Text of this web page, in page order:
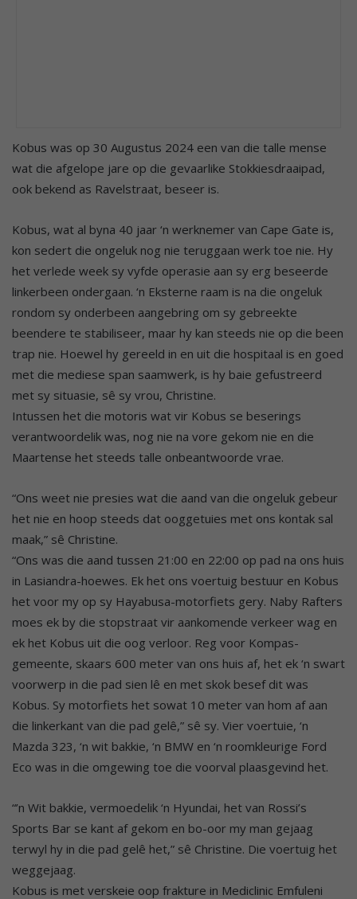
Kobus was op 30 Augustus 2024 een van die talle mense
wat die afgelope jare op die gevaarlike Stokkiesdraaipad,
ook bekend as Ravelstraat, beseer is.
Kobus, wat al byna 40 jaar ‘n werknemer van Cape Gate is,
kon sedert die ongeluk nog nie teruggaan werk toe nie. Hy
het verlede week sy vyfde operasie aan sy erg beseerde
linkerbeen ondergaan. ‘n Eksterne raam is na die ongeluk
rondom sy onderbeen aangebring om sy gebreekte
beendere te stabiliseer, maar hy kan steeds nie op die been
trap nie. Hoewel hy gereeld in en uit die hospitaal is en goed
met die mediese span saamwerk, is hy baie gefustreerd
met sy situasie, sê sy vrou, Christine.
Intussen het die motoris wat vir Kobus se beserings
verantwoordelik was, nog nie na vore gekom nie en die
Maartense het steeds talle onbeantwoorde vrae.
“Ons weet nie presies wat die aand van die ongeluk gebeur
het nie en hoop steeds dat ooggetuies met ons kontak sal
maak,” sê Christine.
“Ons was die aand tussen 21:00 en 22:00 op pad na ons huis
in Lasiandra-hoewes. Ek het ons voertuig bestuur en Kobus
het voor my op sy Hayabusa-motorfiets gery. Naby Rafters
moes ek by die stopstraat vir aankomende verkeer wag en
ek het Kobus uit die oog verloor. Reg voor Kompas-
gemeente, skaars 600 meter van ons huis af, het ek ‘n swart
voorwerp in die pad sien lê en met skok besef dit was
Kobus. Sy motorfiets het sowat 10 meter van hom af aan
die linkerkant van die pad gelê,” sê sy. Vier voertuie, ‘n
Mazda 323, ‘n wit bakkie, ‘n BMW en ‘n roomkleurige Ford
Eco was in die omgewing toe die voorval plaasgevind het.
“’n Wit bakkie, vermoedelik ‘n Hyundai, het van Rossi’s
Sports Bar se kant af gekom en bo-oor my man gejaag
terwyl hy in die pad gelê het,” sê Christine. Die voertuig het
weggejaag.
Kobus is met verskeie oop frakture in Mediclinic Emfuleni